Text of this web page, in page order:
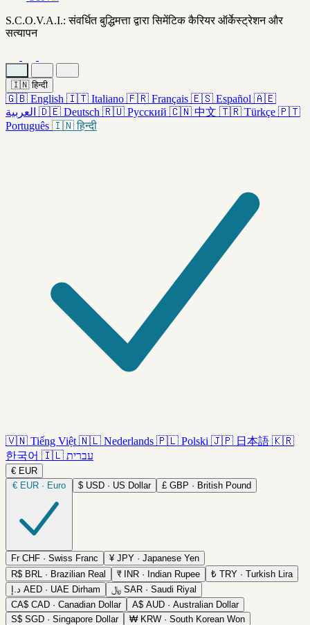
S.C.O.V.A.I.: संवर्धित बुद्धिमत्ता द्वारा सिमेंटिक कैरियर ऑर्केस्ट्रेशन और
सत्यापन
🇮🇳 हिन्दी
🇬🇧 English 🇮🇹 Italiano 🇫🇷 Français 🇪🇸 Español 🇦🇪
العربية 🇩🇪 Deutsch 🇷🇺 Русский 🇨🇳 中文 🇹🇷 Türkçe 🇵🇹
Português 🇮🇳 हिन्दी
🇻🇳 Tiếng Việt 🇳🇱 Nederlands 🇵🇱 Polski 🇯🇵 日本語 🇰🇷
한국어 🇮🇱 עברית
€ EUR
€ EUR · Euro $ USD · US Dollar £ GBP · British Pound
Fr CHF · Swiss Franc ¥ JPY · Japanese Yen
R$ BRL · Brazilian Real ₹ INR · Indian Rupee ₺ TRY · Turkish Lira
د.إ AED · UAE Dirham ﷼ SAR · Saudi Riyal
CA$ CAD · Canadian Dollar A$ AUD · Australian Dollar
S$ SGD · Singapore Dollar ₩ KRW · South Korean Won